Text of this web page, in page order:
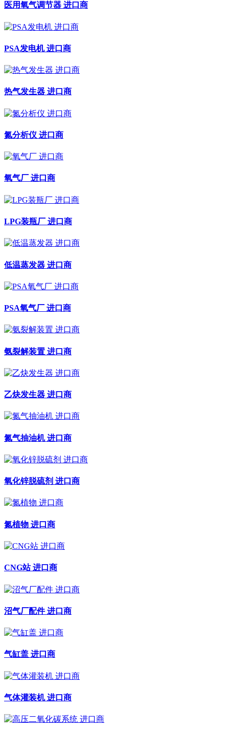
医用氧气调节器 进口商
PSA发电机 进口商
热气发生器 进口商
氮分析仪 进口商
氧气厂 进口商
LPG装瓶厂 进口商
低温蒸发器 进口商
PSA氧气厂 进口商
氨裂解装置 进口商
乙炔发生器 进口商
氮气抽油机 进口商
氧化锌脱硫剂 进口商
氮植物 进口商
CNG站 进口商
沼气厂配件 进口商
气缸盖 进口商
气体灌装机 进口商